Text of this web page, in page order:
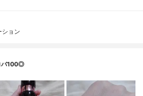
ション
バ100◎